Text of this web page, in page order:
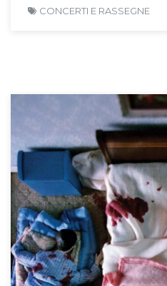
CONCERTI E RASSEGNE